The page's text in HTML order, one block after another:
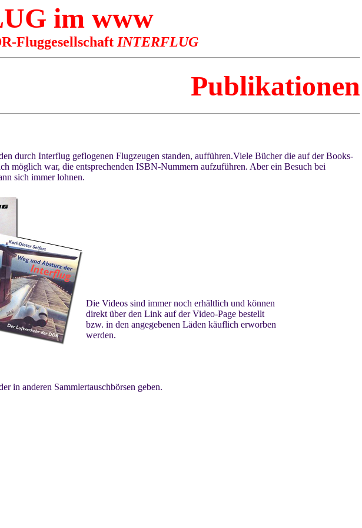
im www
Fluggesellschaft INTERFLUG
Publikationen
durch Interflug geflogenen Flugzeugen standen, aufführen.Viele Bücher die auf der Books-
möglich war, die entsprechenden ISBN-Nummern aufzuführen. Aber ein Besuch bei
sich immer lohnen.
Die Videos sind immer noch erhältlich und können
direkt über den Link auf der Video-Page bestellt
bzw. in den angegebenen Läden käuflich erworben
werden.
in anderen Sammlertauschbörsen geben.